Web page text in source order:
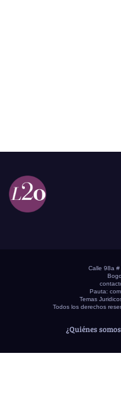
Calle 98a
Pauta:
Temas
Todos los derechos
¿Quiénes